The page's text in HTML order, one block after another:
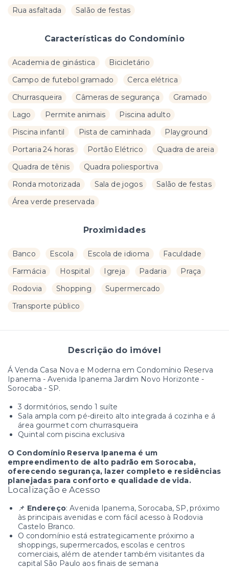
Rua asfaltada Salão de festas
Características do Condomínio
Academia de ginástica
Bicicletário
Campo de futebol gramado
Cerca elétrica
Churrasqueira
Câmeras de segurança
Gramado
Lago
Permite animais
Piscina adulto
Piscina infantil
Pista de caminhada
Playground
Portaria 24 horas
Portão Elétrico
Quadra de areia
Quadra de tênis
Quadra poliesportiva
Ronda motorizada
Sala de jogos
Salão de festas
Área verde preservada
Proximidades
Banco Escola Escola de idioma
Faculdade
Farmácia
Hospital Igreja Padaria
Praça
Rodovia
Shopping
Supermercado
Transporte público
Descrição do imóvel
Á Venda Casa Nova e Moderna em Condomínio Reserva
Ipanema - Avenida Ipanema Jardim Novo Horizonte -
Sorocaba - SP.
3 dormitórios, sendo 1 suíte
Sala ampla com pé-direito alto integrada á cozinha e á
área gourmet com churrasqueira
Quintal com piscina exclusiva
O Condomínio Reserva Ipanema é um
empreendimento de alto padrão em Sorocaba,
oferecendo segurança, lazer completo e residências
planejadas para conforto e qualidade de vida.
Localização e Acesso
📌 Endereço: Avenida Ipanema, Sorocaba, SP, próximo
às principais avenidas e com fácil acesso à Rodovia
Castelo Branco.
O condomínio está estrategicamente próximo a
shoppings, supermercados, escolas e centros
comerciais, além de atender também visitantes da
capital São Paulo aos finais de semana